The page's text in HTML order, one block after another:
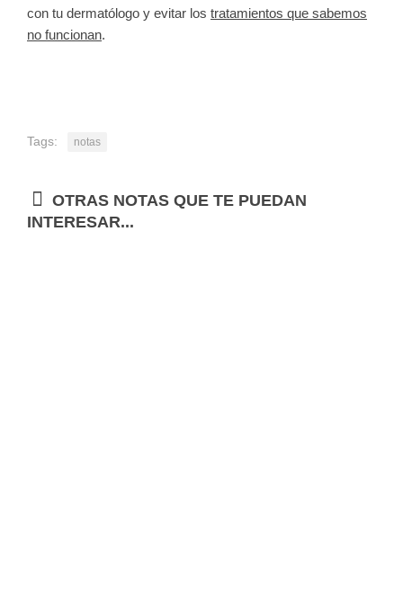
con tu dermatólogo y evitar los tratamientos que sabemos
no funcionan.
Tags: notas
OTRAS NOTAS QUE TE PUEDAN
INTERESAR...